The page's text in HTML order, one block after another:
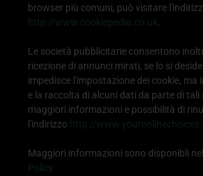
browser più comuni, può visitare
http://www.cookiepedia.co.uk
Le società pubblicitarie consentono
ricezione di annunci mirati, se lo si
impedisce l'impostazione dei cookie, ma
e la raccolta di alcuni dati da parte di tali
maggiori informazioni e possibilità di
l'indirizzo http://
Maggiori informazioni sono disponibli
Policy